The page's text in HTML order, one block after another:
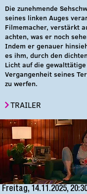
Die zunehmende
seines linken Auges
Filmemacher, verstärkt
achten, was er noch
Indem er genauer
es ihm, durch den
Licht auf die gewalttätige
Vergangenheit seines
zu werfen.
TRAILER
Freitag, 14.11.2025,